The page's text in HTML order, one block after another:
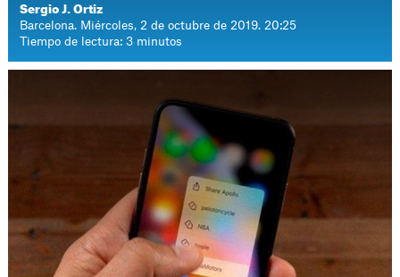
Sergio J. Ortiz
Barcelona. Miércoles, 2 de octubre de 2019. 20:25
Tiempo de lectura: 3 minutos